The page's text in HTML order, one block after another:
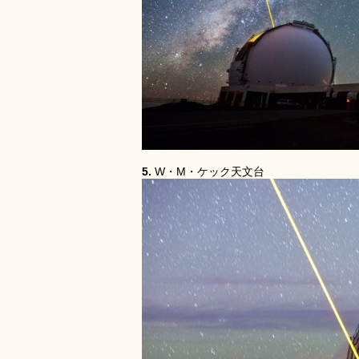
5. W・M・ケック天文台